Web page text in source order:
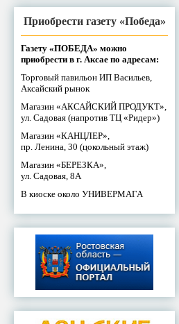
Приобрести газету «Победа»
Газету «ПОБЕДА» можно
приобрести в г. Аксае по адресам:
Торговый павильон ИП Васильев,
Аксайский рынок
Магазин «АКСАЙСКИЙ ПРОДУКТ»,
ул. Садовая (напротив ТЦ «Ридер»)
Магазин «КАНЦЛЕР»,
пр. Ленина, 30 (цокольный этаж)
Магазин «БЕРЕЗКА»,
ул. Садовая, 8А
В киоске около УНИВЕРМАГА